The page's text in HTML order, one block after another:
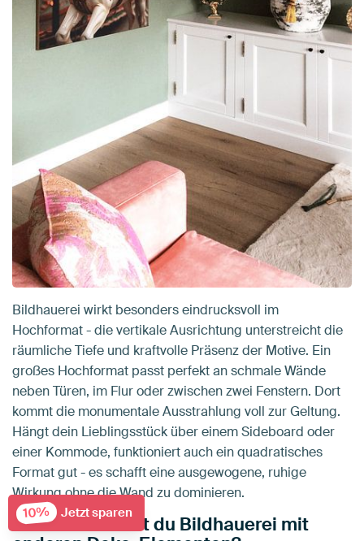
Bildhauerei wirkt besonders eindrucksvoll im
Hochformat - die vertikale Ausrichtung unterstreicht die
räumliche Tiefe und kraftvolle Präsenz der Motive. Ein
großes Hochformat passt perfekt an schmale Wände
neben Türen, im Flur oder zwischen zwei Fenstern. Dort
kommt die monumentale Ausstrahlung voll zur Geltung.
Hängt dein Lieblingsstück über einem Sideboard oder
einer Kommode, funktioniert auch ein quadratisches
Format gut - es schafft eine ausgewogene, ruhige
Wirkung ohne die Wand zu dominieren.
Wie kombinierst du Bildhauerei mit
10% Jetzt sparen